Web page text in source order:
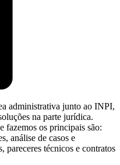
administrativa junto ao INPI,
na parte jurídica.
fazemos os principais são:
análise de casos e
pareceres técnicos e contratos